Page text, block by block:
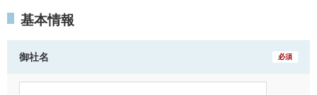
基本情報
御社名 必須